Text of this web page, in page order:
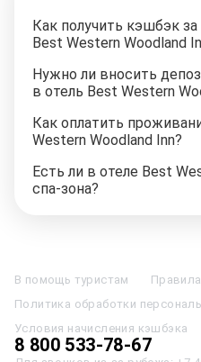
Как получить кэшбэк
Best Western Woodland
Нужно ли вносить
в отель Best Western
Как оплатить
Western Woodland Inn?
Есть ли в отеле Best
спа-зона?
Отели в КазаниОтели в Нижнем
Отель ПрезидентОтель
Отель Гринвуд Отели в Адлере
Отель Измайлово АльфаОтели в
Отели в Абхазии
Отели в
В помощь туристам
Политика обработки
Условия начисления кэшбэка
8 800 533-78-67